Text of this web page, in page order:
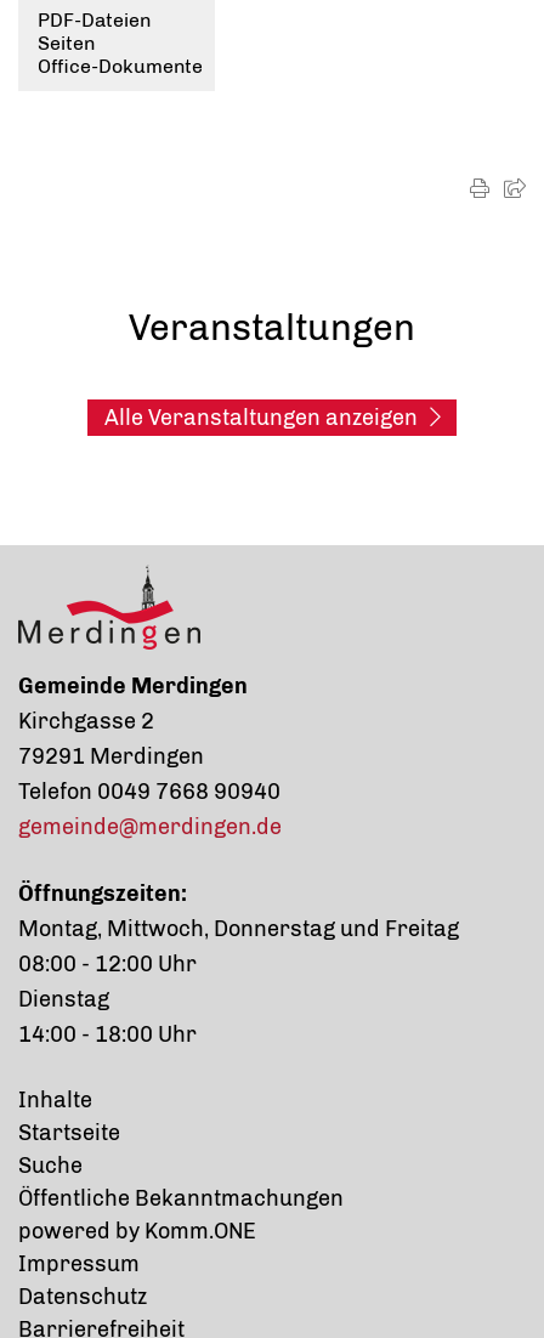
Veranstaltungen
Alle Veranstaltungen anzeigen
Gemeinde Merdingen
Kirchgasse 2
79291 Merdingen
Telefon 0049 7668 90940
gemeinde@merdingen.de
Öffnungszeiten:
Montag, Mittwoch, Donnerstag und Freitag
08:00 - 12:00 Uhr
Dienstag
14:00 - 18:00 Uhr
Inhalte
Startseite
Suche
Öffentliche Bekanntmachungen
powered by Komm.ONE
Impressum
Datenschutz
Barrierefreiheit